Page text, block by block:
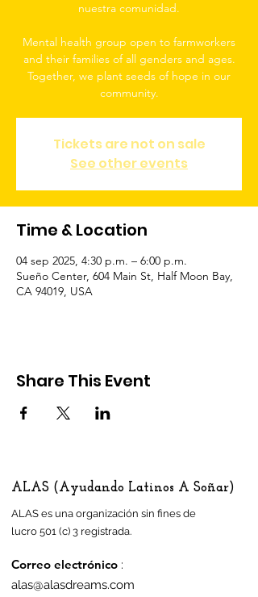
nuestra comunidad.
Mental health group open to farmworkers
and their families of all genders and ages.
Together, we plant seeds of hope in our
community.
Tickets are not on sale
See other events
Time & Location
04 sep 2025, 4:30 p.m. – 6:00 p.m.
Sueño Center, 604 Main St, Half Moon Bay,
CA 94019, USA
Share This Event
ALAS (Ayudando Latinos A Soñar)
ALAS es una organización sin fines de
lucro 501 (c) 3 registrada.
Correo electrónico :
alas@alasdreams.com